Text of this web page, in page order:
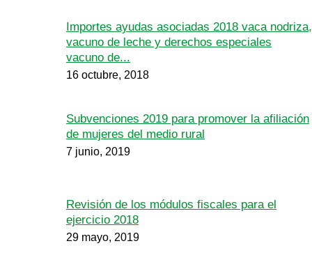
Importes ayudas asociadas 2018 vaca nodriza,
vacuno de leche y derechos especiales
vacuno de...
16 octubre, 2018
Subvenciones 2019 para promover la afiliación
de mujeres del medio rural
7 junio, 2019
Revisión de los módulos fiscales para el
ejercicio 2018
29 mayo, 2019